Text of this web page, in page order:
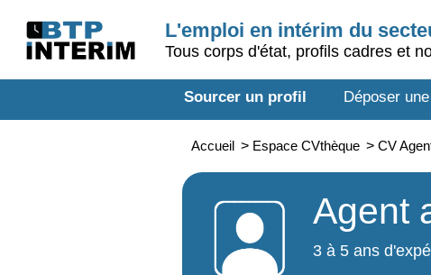
L'emploi en intérim du
Tous corps d'état, profils cadres et
Sourcer un profil Déposer
Accueil > Espace CVthèque > CV
Agent
3 à 5 ans